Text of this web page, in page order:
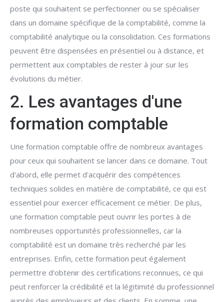
poste qui souhaitent se perfectionner ou se spécialiser
dans un domaine spécifique de la comptabilité, comme la
comptabilité analytique ou la consolidation. Ces formations
peuvent être dispensées en présentiel ou à distance, et
permettent aux comptables de rester à jour sur les
évolutions du métier.
2. Les avantages d'une
formation comptable
Une formation comptable offre de nombreux avantages
pour ceux qui souhaitent se lancer dans ce domaine. Tout
d'abord, elle permet d'acquérir des compétences
techniques solides en matière de comptabilité, ce qui est
essentiel pour exercer efficacement ce métier. De plus,
une formation comptable peut ouvrir les portes à de
nombreuses opportunités professionnelles, car la
comptabilité est un domaine très recherché par les
entreprises. Enfin, cette formation peut également
permettre d'obtenir des certifications reconnues, ce qui
peut renforcer la crédibilité et la légitimité du professionnel